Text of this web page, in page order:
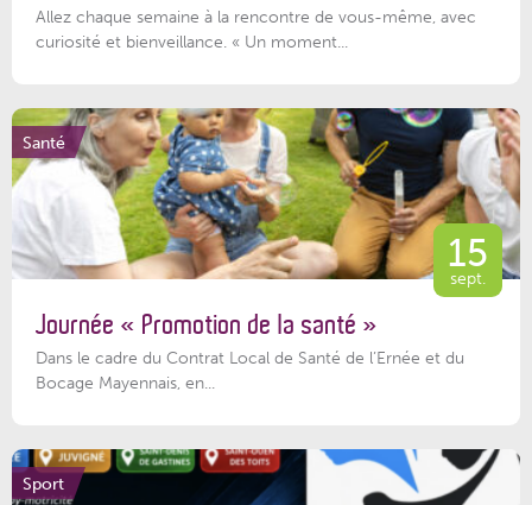
Allez chaque semaine à la rencontre de vous-même, avec
curiosité et bienveillance. « Un moment...
Santé
15
sept.
Journée « Promotion de la santé »
Dans le cadre du Contrat Local de Santé de l’Ernée et du
Bocage Mayennais, en...
Sport